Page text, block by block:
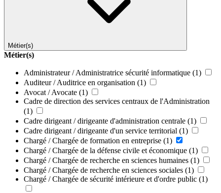
Métier(s)
Métier(s)
Administrateur / Administratrice sécurité informatique (1)
Auditeur / Auditrice en organisation (1)
Avocat / Avocate (1)
Cadre de direction des services centraux de l'Administration
(1)
Cadre dirigeant / dirigeante d'administration centrale (1)
Cadre dirigeant / dirigeante d'un service territorial (1)
Chargé / Chargée de formation en entreprise (1)
Chargé / Chargée de la défense civile et économique (1)
Chargé / Chargée de recherche en sciences humaines (1)
Chargé / Chargée de recherche en sciences sociales (1)
Chargé / Chargée de sécurité intérieure et d'ordre public (1)